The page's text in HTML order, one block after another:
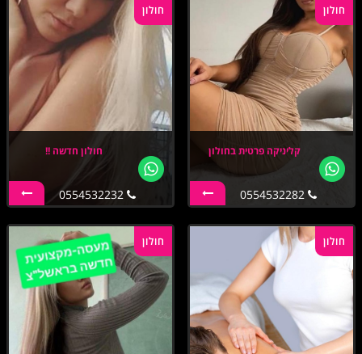
חולון
קליניקה פרטית בחולון
0554532282
חולון
חולון חדשה !!
0554532232
חולון חולון